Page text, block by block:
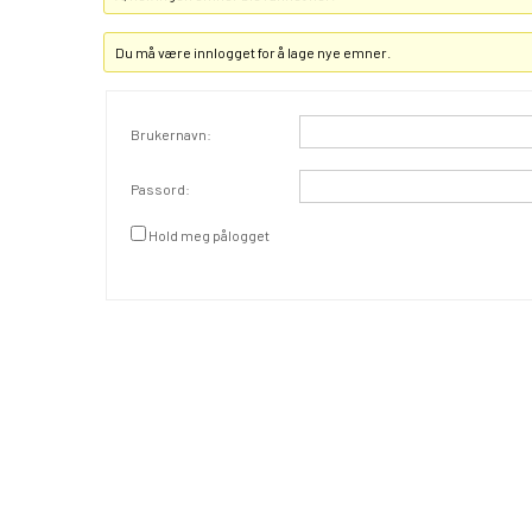
Du må være innlogget for å lage nye emner.
Brukernavn:
Passord:
Hold meg pålogget